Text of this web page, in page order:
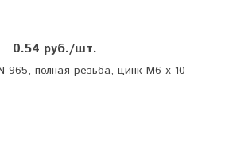
0.54 руб./шт.
965, полная резьба, цинк М6 х 10